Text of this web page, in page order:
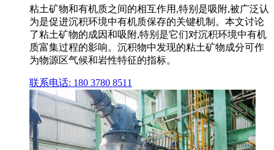
粘土矿物和有机质之间的相互作用,特别是吸附,被广泛认
为是促进沉积环境中有机质保存的关键机制。本文讨论
了粘土矿物的成因和吸附,特别是它们对沉积环境中有机
质富集过程的影响。沉积物中发现的粘土矿物成分可作
为物源区气候和岩性特征的指标。
联系电话: 180 3780 8511